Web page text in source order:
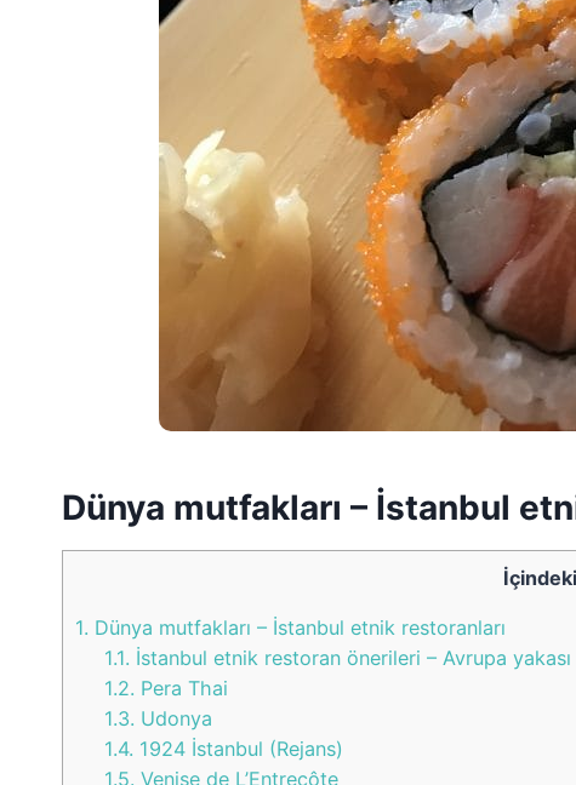
Dünya mutfakları – İstanbul
1. Dünya mutfakları – İstanbul etnik restoranları
1.1. İstanbul etnik restoran önerileri – Avrupa yakası
1.2. Pera Thai
1.3. Udonya
1.4. 1924 İstanbul (Rejans)
1.5. Venise de L’Entrecôte